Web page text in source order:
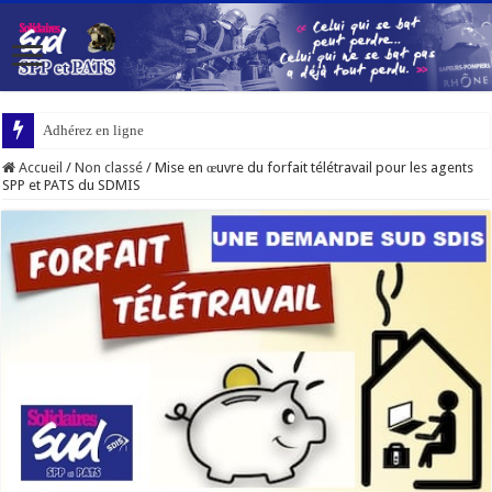
Adhérez en ligne
Accueil / Non classé / Mise en œuvre du forfait télétravail pour les agents
SPP et PATS du SDMIS